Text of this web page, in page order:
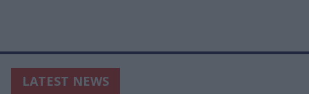
LATEST NEWS